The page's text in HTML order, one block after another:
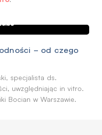
– od czego
specjalista ds.
uwzględniając in vitro.
Bocian w Warszawie.